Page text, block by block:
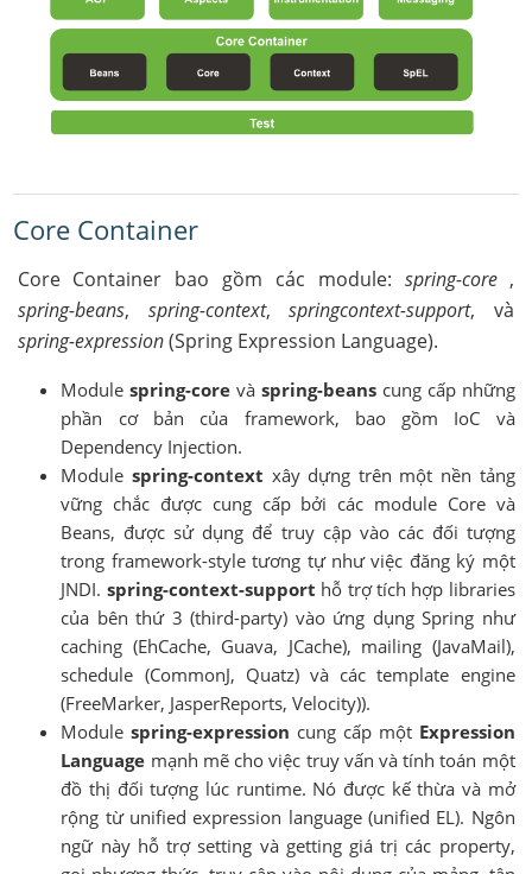
Core Container
Core Container bao gồm các module: spring-core ,
spring-beans, spring-context,springcontext-support, và
spring-expression(Spring Expression Language).
Modulespring-core và spring-beans cung cấp những
phần cơ bản của framework, bao gồm IoC và
Dependency Injection.
Modulespring-context xây dựng trên một nền tảng
vững chắc được cung cấp bởi các module Core và
Beans, được sử dụng để truy cập vào các đối tượng
trong framework-style tương tự như việc đăng ký một
JNDI. spring-context-support hỗ trợ tích hợp libraries
của bên thứ 3 (third-party) vào ứng dụng Spring như
caching (EhCache, Guava, JCache), mailing (JavaMail),
schedule (CommonJ, Quatz) và các template engine
(FreeMarker, JasperReports, Velocity)).
Modulespring-expression cung cấp một Expression
Language mạnh mẽ cho việc truy vấn và tính toán một
đồ thị đối tượng lúc runtime. Nó được kế thừa và mở
rộng từ unified expression language (unified EL). Ngôn
ngữ này hỗ trợ setting và getting giá trị các property,